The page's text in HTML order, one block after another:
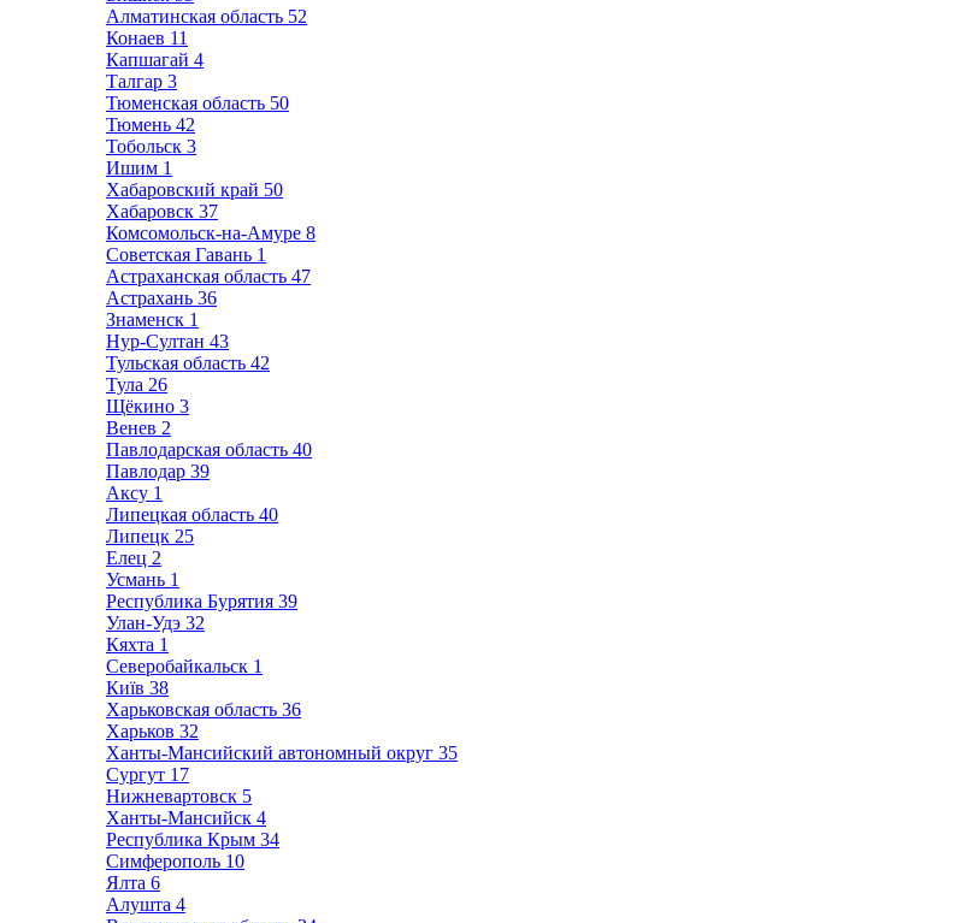
Алматинская область 52
Конаев 11
Капшагай 4
Талгар 3
Тюменская область 50
Тюмень 42
Тобольск 3
Ишим 1
Хабаровский край 50
Хабаровск 37
Комсомольск-на-Амуре 8
Советская Гавань 1
Астраханская область 47
Астрахань 36
Знаменск 1
Нур-Султан 43
Тульская область 42
Тула 26
Щёкино 3
Венев 2
Павлодарская область 40
Павлодар 39
Аксу 1
Липецкая область 40
Липецк 25
Елец 2
Усмань 1
Республика Бурятия 39
Улан-Удэ 32
Кяхта 1
Северобайкальск 1
Київ 38
Харьковская область 36
Харьков 32
Ханты-Мансийский автономный округ 35
Сургут 17
Нижневартовск 5
Ханты-Мансийск 4
Республика Крым 34
Симферополь 10
Ялта 6
Алушта 4